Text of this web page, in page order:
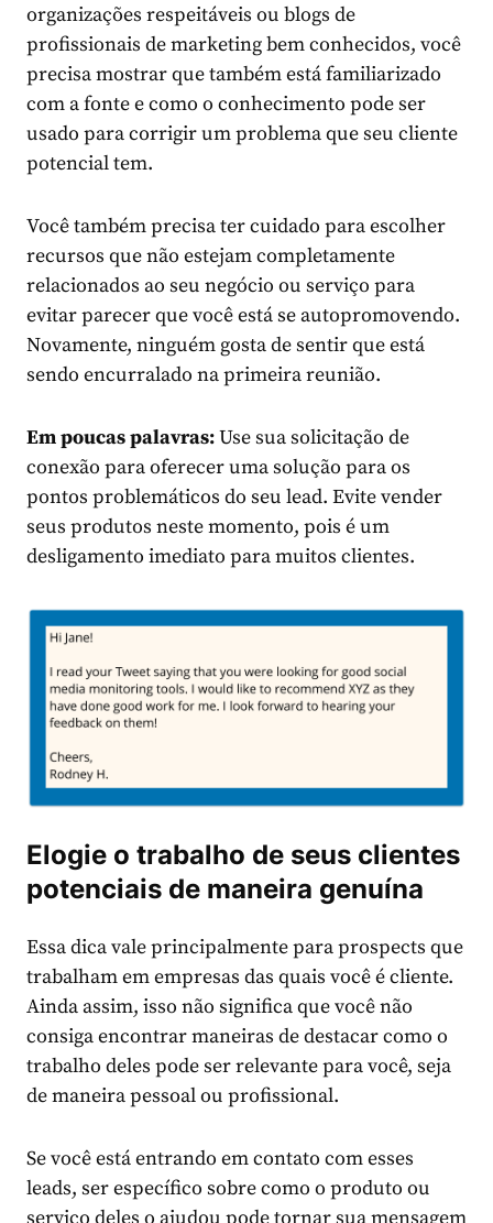
organizações respeitáveis ou blogs de
profissionais de marketing bem conhecidos, você
precisa mostrar que também está familiarizado
com a fonte e como o conhecimento pode ser
usado para corrigir um problema que seu cliente
potencial tem.
Você também precisa ter cuidado para escolher
recursos que não estejam completamente
relacionados ao seu negócio ou serviço para
evitar parecer que você está se autopromovendo.
Novamente, ninguém gosta de sentir que está
sendo encurralado na primeira reunião.
Em poucas palavras:Use sua solicitação de
conexão para oferecer uma solução para os
pontos problemáticos do seu lead. Evite vender
seus produtos neste momento, pois é um
desligamento imediato para muitos clientes.
Elogie o trabalho de seus clientes
potenciais de maneira genuína
Essa dica vale principalmente para prospects que
trabalham em empresas das quais você é cliente.
Ainda assim, isso não significa que você não
consiga encontrar maneiras de destacar como o
trabalho deles pode ser relevante para você, seja
de maneira pessoal ou profissional.
Se você está entrando em contato com esses
leads, ser específico sobre como o produto ou